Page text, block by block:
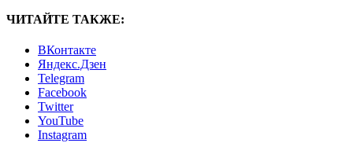
ЧИТАЙТЕ ТАКЖЕ:
ВКонтакте
Яндекс.Дзен
Telegram
Facebook
Twitter
YouTube
Instagram